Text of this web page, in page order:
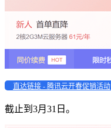
直达链接 - 腾讯云开春促销活动
截止到3月31日。